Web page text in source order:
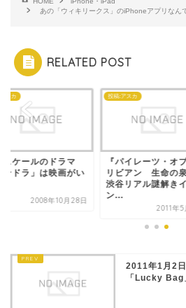
あの「ウィキリークス」のiPhoneアプリなん
RELATED POST
スカ
スケールのドラマ
ンドラ」は映画がい
2008年10月28日
投稿:アスカ
『パイレーツ・オ
リビアン 生命の泉
渋谷リアル謎解き
ン...
2011年5
2011年1月2
「Lucky Bag